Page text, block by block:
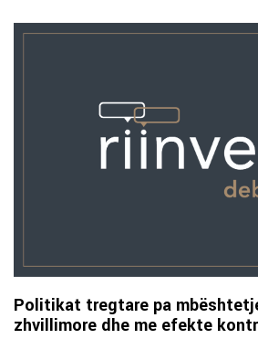
Politikat tregtare pa
zhvillimore dhe me efekte